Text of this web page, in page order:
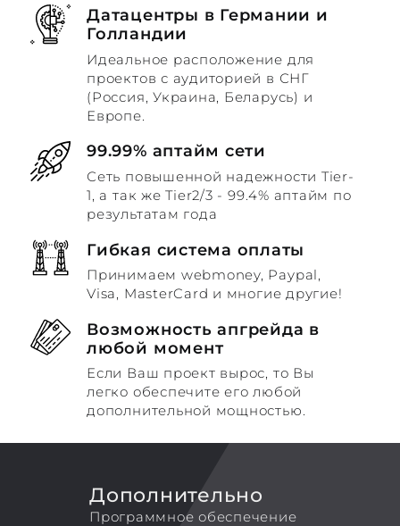
Датацентры в Германии и
Голландии
Идеальное расположение для
проектов с аудиторией в СНГ
(Россия, Украина, Беларусь) и
Европе.
99.99% аптайм сети
Сеть повышенной надежности Tier-
1, а так же Tier2/3 - 99.4% аптайм по
результатам года
Гибкая система оплаты
Принимаем webmoney, Paypal,
Visa, MasterCard и многие другие!
Возможность апгрейда в
любой момент
Если Ваш проект вырос, то Вы
легко обеспечите его любой
дополнительной мощностью.
Дополнительно
Программное обеспечение